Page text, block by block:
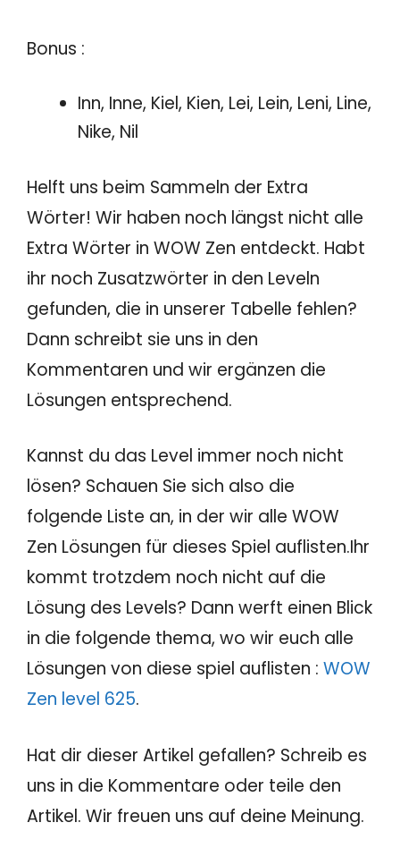
Bonus :
Inn, Inne, Kiel, Kien, Lei, Lein, Leni, Line,
Nike, Nil
Helft uns beim Sammeln der Extra
Wörter! Wir haben noch längst nicht alle
Extra Wörter in WOW Zen entdeckt. Habt
ihr noch Zusatzwörter in den Leveln
gefunden, die in unserer Tabelle fehlen?
Dann schreibt sie uns in den
Kommentaren und wir ergänzen die
Lösungen entsprechend.
Kannst du das Level immer noch nicht
lösen? Schauen Sie sich also die
folgende Liste an, in der wir alle WOW
Zen Lösungen für dieses Spiel auflisten.Ihr
kommt trotzdem noch nicht auf die
Lösung des Levels? Dann werft einen Blick
in die folgende thema, wo wir euch alle
Lösungen von diese spiel auflisten : WOW
Zen level 625.
Hat dir dieser Artikel gefallen? Schreib es
uns in die Kommentare oder teile den
Artikel. Wir freuen uns auf deine Meinung.